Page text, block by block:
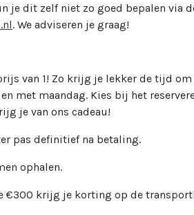
dit zelf niet zo goed bepalen via
. We adviseren je graag!
van 1! Zo krijg je lekker de tijd
met maandag. Kies bij het
je van ons cadeau!
pas definitief na betaling.
ophalen.
€300 krijg je korting op de